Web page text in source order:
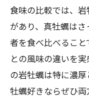
食味の比較では、
があり、真牡蠣は
者を食べ比べるこ
との風味の違いを
の岩牡蠣は特に濃厚
牡蠣好きならぜひ